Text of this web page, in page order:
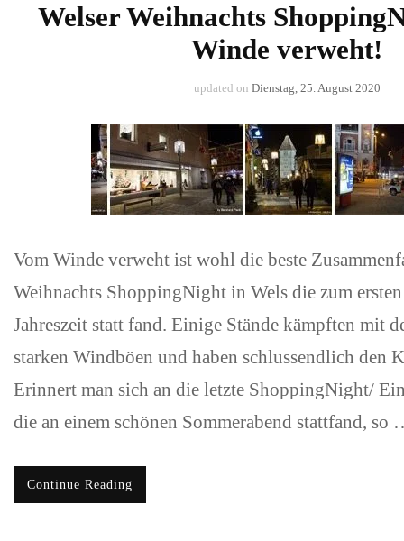
Welser Weihnachts
Winde verweht!
updated on Dienstag, 25. August 2020
Vom Winde verweht ist wohl die beste
Weihnachts ShoppingNight in Wels die zum
Jahreszeit statt fand. Einige Stände kämpften mit
starken Windböen und haben schlussendlich den
Erinnert man sich an die letzte ShoppingNight/
die an einem schönen Sommerabend stattfand, so
Continue Reading